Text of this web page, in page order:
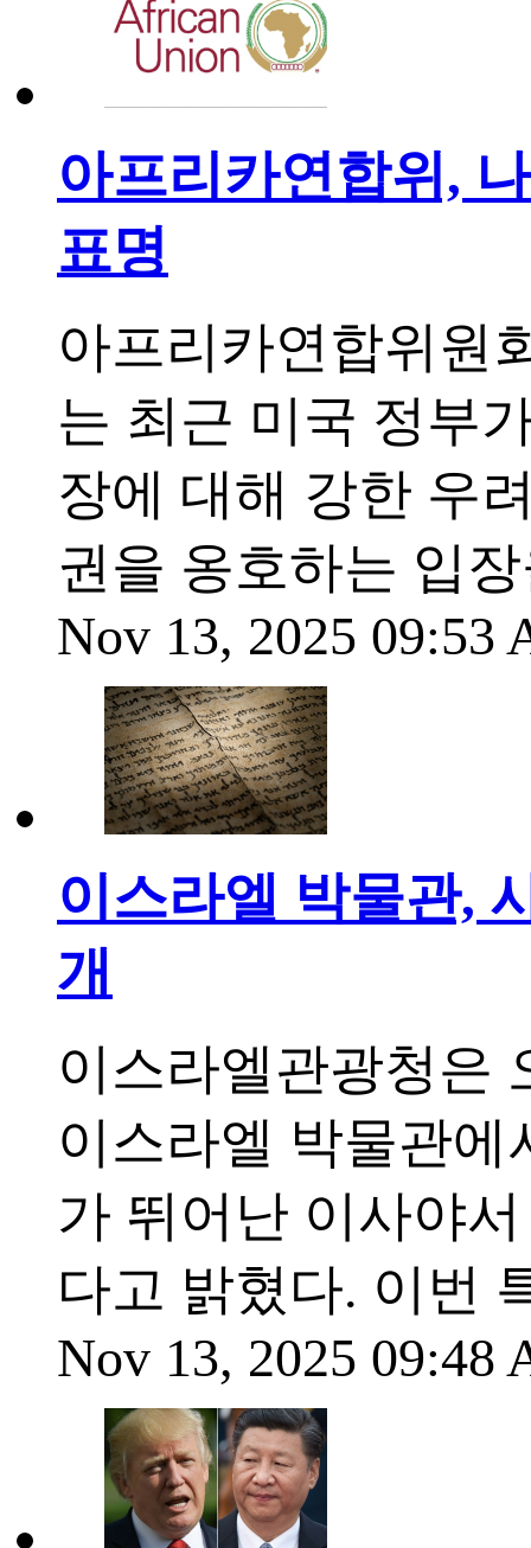
아프리카연합위,
표명
아프리카연합위원
는 최근 미국 정부
장에 대해 강한 우
권을 옹호하는 입
Nov 13, 2025 09:53
이스라엘 박물관,
개
이스라엘관광청은
이스라엘 박물관
가 뛰어난 이사야
다고 밝혔다. 이번
Nov 13, 2025 09:48